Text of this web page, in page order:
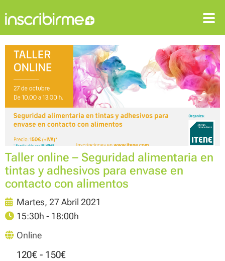
ENTRAR REGISTRARSE
Taller online – Seguridad alimentaria en
tintas y adhesivos para envase en
contacto con alimentos
Martes, 27 Abril 2021
15:30h - 18:00h
Online
120€ - 150€